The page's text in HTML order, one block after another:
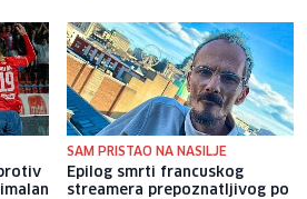
SAM PRISTAO NA NASILJE
Epilog smrti francuskog
streamera prepoznatljivog po